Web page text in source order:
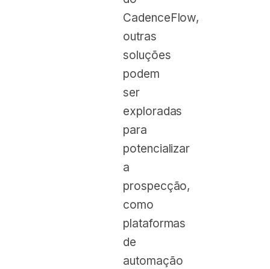
CadenceFlow,
outras
soluções
podem
ser
exploradas
para
potencializar
a
prospecção,
como
plataformas
de
automação